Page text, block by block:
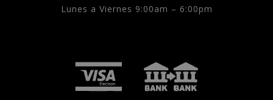
Lunes a Viernes 9:00am – 6:00pm